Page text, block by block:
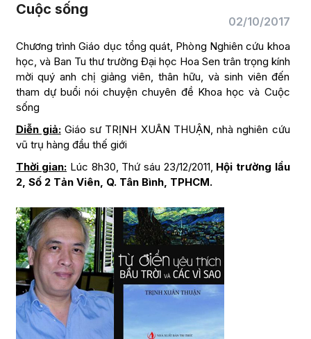
Cuộc sống
02/10/2017
Chương trình Giáo dục tổng quát, Phòng Nghiên cứu khoa
học, và Ban Tu thư trường Đại học Hoa Sen trân trọng kính
mời quý anh chị giảng viên, thân hữu, và sinh viên đến
tham dự buổi nói chuyện chuyên đề Khoa học và Cuộc
sống
Diễn giả:Giáo sư TRỊNH XUÂN THUẬN, nhà nghiên cứu
vũ trụ hàng đầu thế giới
Thời gian: Lúc 8h30, Thứ sáu 23/12/2011, Hội trường lầu
2, Số 2 Tản Viên, Q. Tân Bình, TPHCM.